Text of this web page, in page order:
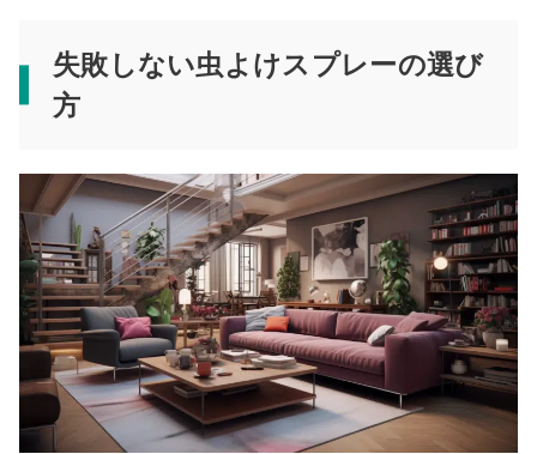
失敗しない虫よけスプレーの選び
方